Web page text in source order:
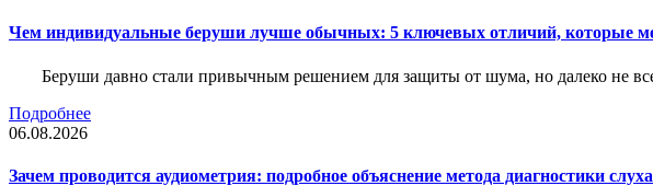
Чем индивидуальные беруши лучше обычных: 5 ключевых отличий, которые
Беруши давно стали привычным решением для защиты от шума, но далеко не
Подробнее
06.08.2026
Зачем проводится аудиометрия: подробное объяснение метода диагностики слуха